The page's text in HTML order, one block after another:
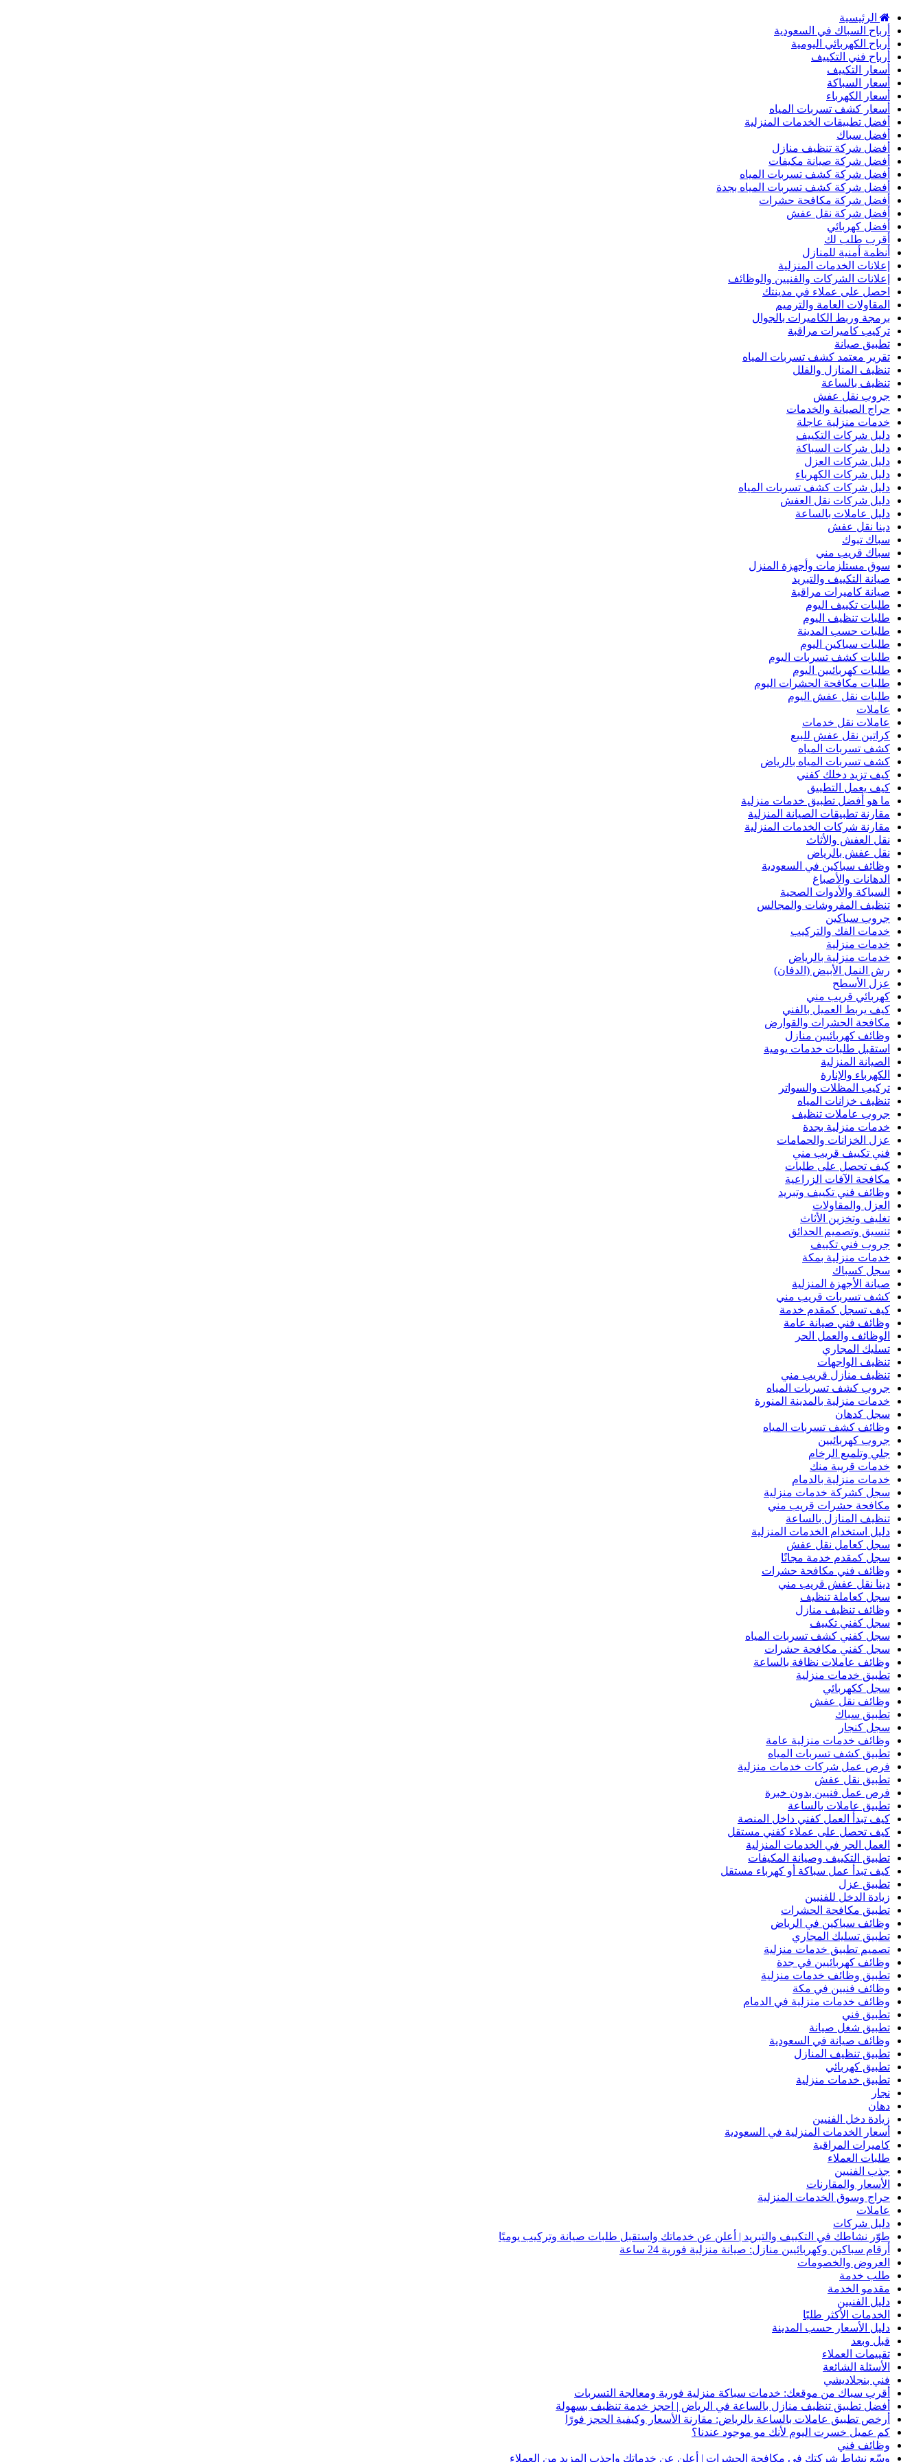
الرئيسية
أرباح السباك في السعودية
أرباح الكهربائي اليومية
أرباح فني التكييف
أسعار التكييف
أسعار السباكة
أسعار الكهرباء
أسعار كشف تسربات المياه
أفضل تطبيقات الخدمات المنزلية
أفضل سباك
أفضل شركة تنظيف منازل
أفضل شركة صيانة مكيفات
أفضل شركة كشف تسربات المياه
أفضل شركة كشف تسربات المياه بجدة
أفضل شركة مكافحة حشرات
أفضل شركة نقل عفش
أفضل كهربائي
أقرب طلب لك
أنظمة أمنية للمنازل
إعلانات الخدمات المنزلية
إعلانات الشركات والفنيين والوظائف
احصل على عملاء في مدينتك
المقاولات العامة والترميم
برمجة وربط الكاميرات بالجوال
تركيب كاميرات مراقبة
تطبيق صيانة
تقرير معتمد كشف تسربات المياه
تنظيف المنازل والفلل
تنظيف بالساعة
جروب نقل عفش
حراج الصيانة والخدمات
خدمات منزلية عاجلة
دليل شركات التكييف
دليل شركات السباكة
دليل شركات العزل
دليل شركات الكهرباء
دليل شركات كشف تسربات المياه
دليل شركات نقل العفش
دليل عاملات بالساعة
دينا نقل عفش
سباك تبوك
سباك قريب مني
سوق مستلزمات وأجهزة المنزل
صيانة التكييف والتبريد
صيانة كاميرات مراقبة
طلبات تكييف اليوم
طلبات تنظيف اليوم
طلبات حسب المدينة
طلبات سباكين اليوم
طلبات كشف تسربات اليوم
طلبات كهربائيين اليوم
طلبات مكافحة الحشرات اليوم
طلبات نقل عفش اليوم
عاملات
عاملات نقل خدمات
كراتين نقل عفش للبيع
كشف تسربات المياه
كشف تسربات المياه بالرياض
كيف تزيد دخلك كفني
كيف يعمل التطبيق
ما هو أفضل تطبيق خدمات منزلية
مقارنة تطبيقات الصيانة المنزلية
مقارنة شركات الخدمات المنزلية
نقل العفش والأثاث
نقل عفش بالرياض
وظائف سباكين في السعودية
الدهانات والأصباغ
السباكة والأدوات الصحية
تنظيف المفروشات والمجالس
جروب سباكين
خدمات الفك والتركيب
خدمات منزلية
خدمات منزلية بالرياض
رش النمل الأبيض (الدفان)
عزل الأسطح
كهربائي قريب مني
كيف يربط العميل بالفني
مكافحة الحشرات والقوارض
وظائف كهربائيين منازل
استقبل طلبات خدمات يومية
الصيانة المنزلية
الكهرباء والإنارة
تركيب المظلات والسواتر
تنظيف خزانات المياه
جروب عاملات تنظيف
خدمات منزلية بجدة
عزل الخزانات والحمامات
فني تكييف قريب مني
كيف تحصل على طلبات
مكافحة الآفات الزراعية
وظائف فني تكييف وتبريد
العزل والمقاولات
تغليف وتخزين الأثاث
تنسيق وتصميم الحدائق
جروب فني تكييف
خدمات منزلية بمكة
سجل كسباك
صيانة الأجهزة المنزلية
كشف تسربات قريب مني
كيف تسجل كمقدم خدمة
وظائف فني صيانة عامة
الوظائف والعمل الحر
تسليك المجاري
تنظيف الواجهات
تنظيف منازل قريب مني
جروب كشف تسربات المياه
خدمات منزلية بالمدينة المنورة
سجل كدهان
وظائف كشف تسربات المياه
جروب كهربائيين
جلي وتلميع الرخام
خدمات قريبة منك
خدمات منزلية بالدمام
سجل كشركة خدمات منزلية
مكافحة حشرات قريب مني
تنظيف المنازل بالساعة
دليل استخدام الخدمات المنزلية
سجل كعامل نقل عفش
سجل كمقدم خدمة مجانًا
وظائف فني مكافحة حشرات
دينا نقل عفش قريب مني
سجل كعاملة تنظيف
وظائف تنظيف منازل
سجل كفني تكييف
سجل كفني كشف تسربات المياه
سجل كفني مكافحة حشرات
وظائف عاملات نظافة بالساعة
تطبيق خدمات منزلية
سجل ككهربائي
وظائف نقل عفش
تطبيق سباك
سجل كنجار
وظائف خدمات منزلية عامة
تطبيق كشف تسربات المياه
فرص عمل شركات خدمات منزلية
تطبيق نقل عفش
فرص عمل فنيين بدون خبرة
تطبيق عاملات بالساعة
كيف تبدأ العمل كفني داخل المنصة
كيف تحصل على عملاء كفني مستقل
العمل الحر في الخدمات المنزلية
تطبيق التكييف وصيانة المكيفات
كيف تبدأ عمل سباكة أو كهرباء مستقل
تطبيق عزل
زيادة الدخل للفنيين
تطبيق مكافحة الحشرات
وظائف سباكين في الرياض
تطبيق تسليك المجاري
تصميم تطبيق خدمات منزلية
وظائف كهربائيين في جدة
تطبيق وظائف خدمات منزلية
وظائف فنيين في مكة
وظائف خدمات منزلية في الدمام
تطبيق فني
تطبيق شغل صيانة
وظائف صيانة في السعودية
تطبيق تنظيف المنازل
تطبيق كهربائي
تطبيق خدمات منزلية
نجار
دهان
زيادة دخل الفنيين
أسعار الخدمات المنزلية في السعودية
كاميرات المراقبة
طلبات العملاء
جذب الفنيين
الأسعار والمقارنات
حراج وسوق الخدمات المنزلية
عاملات
دليل شركات
طوّر نشاطك في التكييف والتبريد | أعلن عن خدماتك واستقبل طلبات صيانة وتركيب يوميًا
أرقام سباكين وكهربائيين منازل: صيانة منزلية فورية 24 ساعة
العروض والخصومات
طلب خدمة
مقدمو الخدمة
دليل الفنيين
الخدمات الأكثر طلبًا
دليل الأسعار حسب المدينة
قبل وبعد
تقييمات العملاء
الأسئلة الشائعة
فني بنجلاديشي
أقرب سباك من موقعك: خدمات سباكة منزلية فورية ومعالجة التسربات
أفضل تطبيق تنظيف منازل بالساعة في الرياض | احجز خدمة تنظيف بسهولة
أرخص تطبيق عاملات بالساعة بالرياض: مقارنة الأسعار وكيفية الحجز فورًا
كم عميل خسرت اليوم لأنك مو موجود عندنا؟
وظائف فني
وسّع نشاط شركتك في مكافحة الحشرات | أعلن عن خدماتك واجذب المزيد من العملاء